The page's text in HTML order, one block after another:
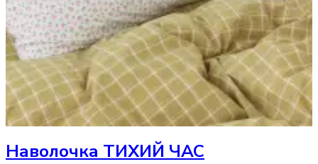
Наволочка ТИХИЙ ЧАС